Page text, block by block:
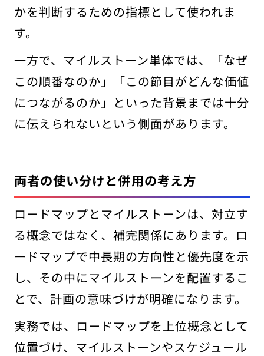
かを判断するための指標として使われま
す。
一方で、マイルストーン単体では、「なぜ
この順番なのか」「この節目がどんな価値
につながるのか」といった背景までは十分
に伝えられないという側面があります。
両者の使い分けと併用の考え方
ロードマップとマイルストーンは、対立す
る概念ではなく、補完関係にあります。ロ
ードマップで中長期の方向性と優先度を示
し、その中にマイルストーンを配置するこ
とで、計画の意味づけが明確になります。
実務では、ロードマップを上位概念として
位置づけ、マイルストーンやスケジュール